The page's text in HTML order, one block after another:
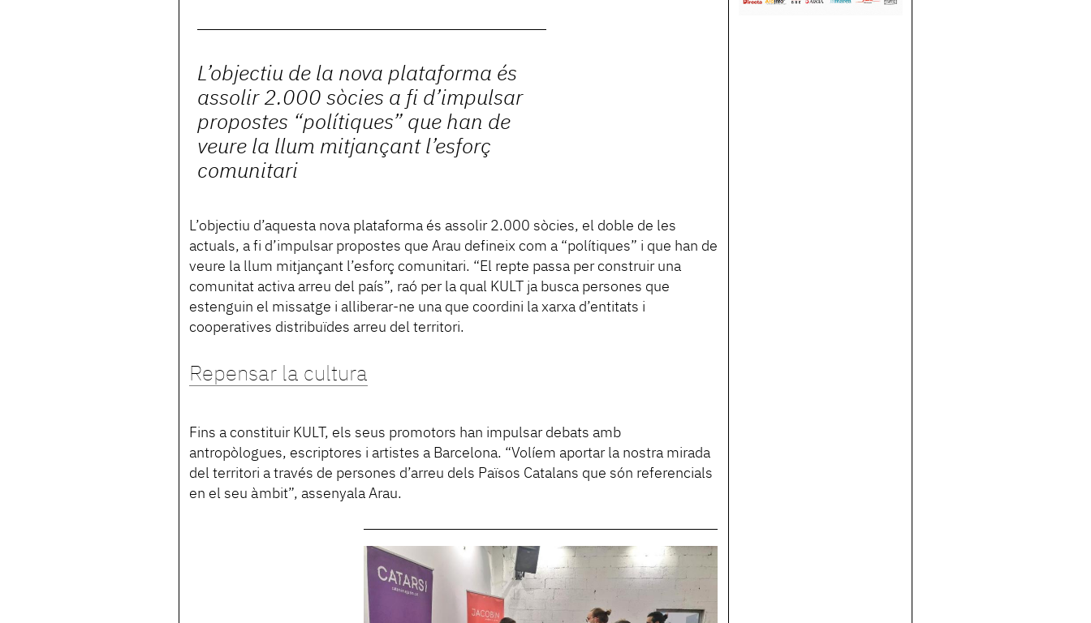
L’objectiu de la nova plataforma és
assolir 2.000 sòcies a fi d’impulsar
propostes “polítiques” que han de
veure la llum mitjançant l’esforç
comunitari
L’objectiu d’aquesta nova plataforma és assolir 2.000 sòcies, el doble de les
actuals, a fi d’impulsar propostes que Arau defineix com a “polítiques” i que han de
veure la llum mitjançant l’esforç comunitari. “El repte passa per construir una
comunitat activa arreu del país”, raó per la qual KULT ja busca persones que
estenguin el missatge i alliberar-ne una que coordini la xarxa d’entitats i
cooperatives distribuïdes arreu del territori.
Repensar la cultura
Fins a constituir KULT, els seus promotors han impulsar debats amb
antropòlogues, escriptores i artistes a Barcelona. “Volíem aportar la nostra mirada
del territori a través de persones d’arreu dels Països Catalans que són referencials
en el seu àmbit”, assenyala Arau.